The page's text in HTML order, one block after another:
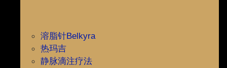
溶脂针Belkyra
热玛吉
静脉滴注疗法